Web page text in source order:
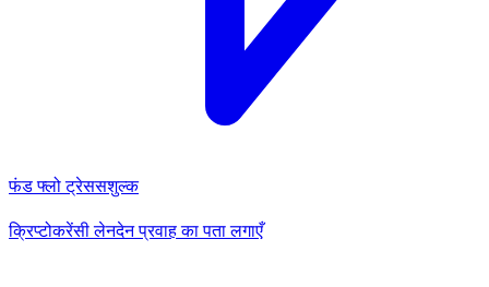
फंड फ्लो ट्रेससशुल्क
क्रिप्टोकरेंसी लेनदेन प्रवाह का पता लगाएँ